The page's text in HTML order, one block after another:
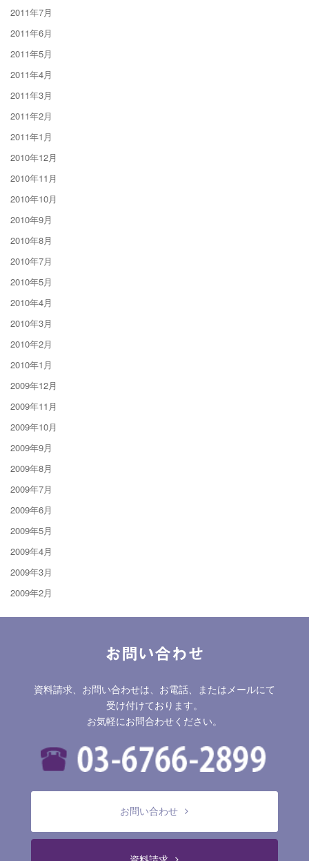
2011年7月
2011年6月
2011年5月
2011年4月
2011年3月
2011年2月
2011年1月
2010年12月
2010年11月
2010年10月
2010年9月
2010年8月
2010年7月
2010年5月
2010年4月
2010年3月
2010年2月
2010年1月
2009年12月
2009年11月
2009年10月
2009年9月
2009年8月
2009年7月
2009年6月
2009年5月
2009年4月
2009年3月
2009年2月
お問い合わせ
資料請求、お問い合わせは、お電話、またはメールにて
受け付けております。
お気軽にお問合わせください。
お問い合わせ